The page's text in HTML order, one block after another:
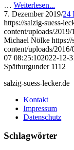
… Weiterlesen...
7. Dezember 2019/24
https://salzig-suess-
content/uploads/
Michael Nölke https://
content/uploads/
07 08:25:102022-12-
Spätburgunder 1112
salzig-suess-
Kontakt
Impressum
Datenschutz
Schlagwörter